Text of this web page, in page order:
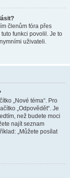
členům fóra přes
funkci povolil. Je to
uživateli.
„Nové téma“. Pro
„Odpovědět“. Je
než budete moci
najít seznam
„Můžete posílat